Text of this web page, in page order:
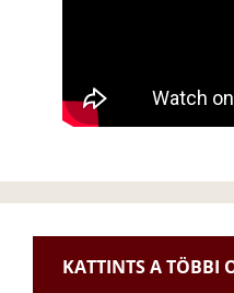
KATTINTS A TÖBBI